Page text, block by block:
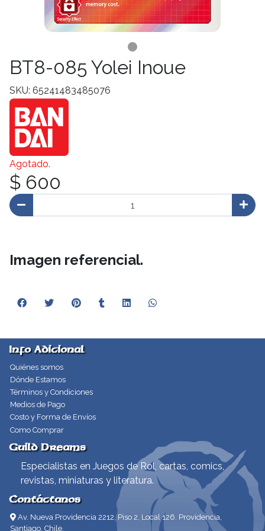
BT8-085 Yolei Inoue
SKU: 65241483485076
Agotado.
$ 600
Imagen referencial.
Info Adicional
Quiénes somos
Dónde Estamos
Términos y Condiciones
Medios de Pago
Costo y Forma de Envíos
Como Comprar
Guild Dreams
Especialistas en Juegos de Rol, cartas, comics,
revistas, miniaturas y literatura.
Contáctanos
Av. Nueva Providencia 2212, Piso 2, Local 126. Providencia,
Santiago, Chile.